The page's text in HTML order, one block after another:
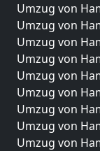
Umzug von
Umzug von
Umzug von
Umzug von
Umzug von
Umzug von
Umzug von
Umzug von
Umzug von